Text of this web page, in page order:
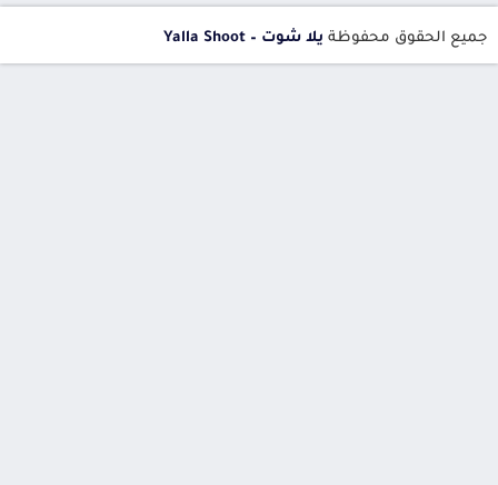
جميع الحقوق محفوظة يلا شوت – Yalla Shoot